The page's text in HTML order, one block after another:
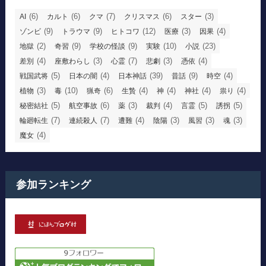
AI (6) カルト (6) クマ (7) クリスマス (6) スター (3)
ゾンビ (9) トラウマ (9) ヒトコワ (12) 医療 (3) 因果 (4)
地獄 (2) 奇習 (9) 学校の怪談 (9) 実験 (10) 小説 (23)
差別 (4) 座敷わらし (3) 心霊 (7) 悲劇 (3) 憑依 (4)
戦国武将 (5) 日本の闇 (4) 日本神話 (39) 昔話 (9) 時空 (4)
植物 (3) 毒 (10) 猟奇 (6) 生贄 (4) 神 (4) 神社 (4) 祟り (4)
秘密結社 (5) 航空事故 (6) 薬 (3) 裁判 (4) 言霊 (5) 誘拐 (5)
輪廻転生 (7) 連続殺人 (7) 遭難 (4) 陰陽 (3) 風習 (3) 魂 (3)
魔女 (4)
参加ランキング